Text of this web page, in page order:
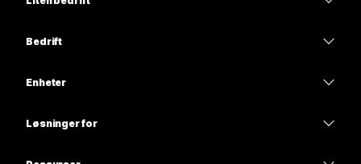
Bedrift
Enheter
Løsninger for